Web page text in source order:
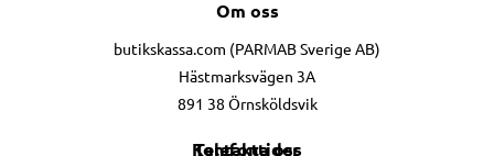
Om oss
butikskassa.com (PARMAB Sverige AB)
Hästmarksvägen 3A
891 38 Örnsköldsvik
Kontakta oss
Telefontider